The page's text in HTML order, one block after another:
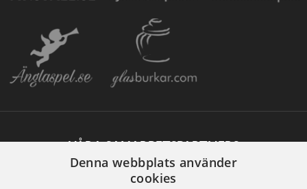
VÅRA SAMARBETSPARTNERS
Denna webbplats använder
cookies